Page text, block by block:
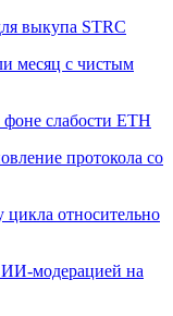
выкупа STRC
месяц с чистым
слабости ETH
протокола со
цикла относительно
ИИ-модерацией на